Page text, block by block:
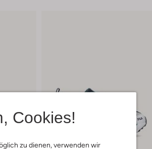
Cookies!
zu dienen, verwenden wir